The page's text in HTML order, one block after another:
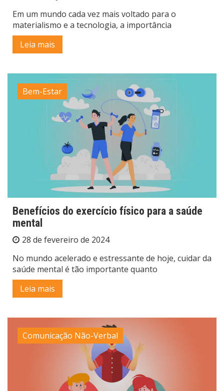
Em um mundo cada vez mais voltado para o
materialismo e a tecnologia, a importância
Leia mais
Bem-Estar
Benefícios do exercício físico para a saúde
mental
28 de fevereiro de 2024
No mundo acelerado e estressante de hoje, cuidar da
saúde mental é tão importante quanto
Leia mais
Comunicação Não-Verbal